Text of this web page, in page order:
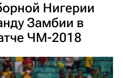
Нигерии
Замбии в
ЧМ-2018